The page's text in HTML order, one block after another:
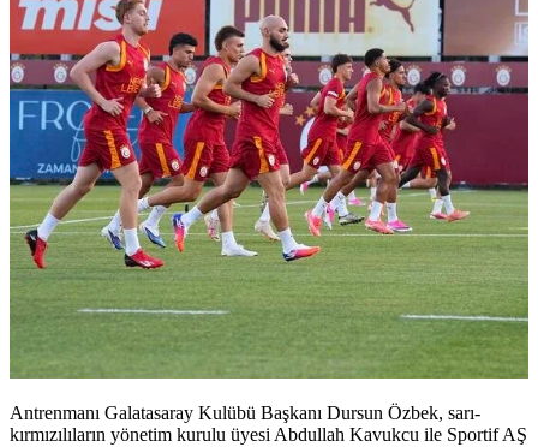
Antrenmanı Galatasaray Kulübü Başkanı Dursun Özbek, sarı-
kırmızılıların yönetim kurulu üyesi Abdullah Kavukcu ile Sportif AŞ